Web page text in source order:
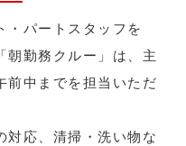
・パートスタッフを
朝勤務クルー」は、主
前中までを担当いただ
対応、清掃・洗い物な